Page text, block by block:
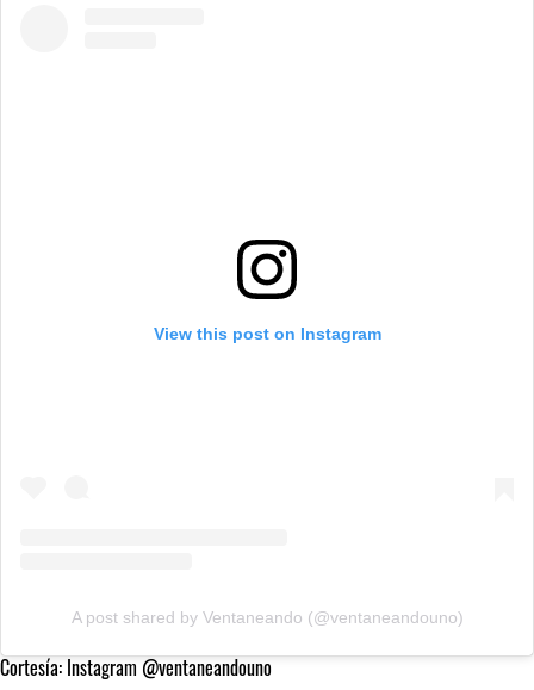
View this post on Instagram
A post shared by Ventaneando (@ventaneandouno)
Cortesía: Instagram @ventaneandouno